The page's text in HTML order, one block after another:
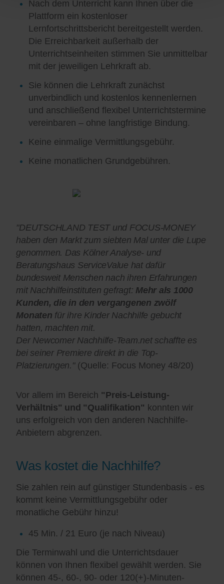
Nach dem Unterricht kann Ihnen über die
Plattform ein kostenloser
Lernfortschrittsbericht bereitgestellt werden.
Die Erreichbarkeit außerhalb der
Unterrichtseinheiten stimmen Sie unmittelbar
mit der jeweiligen Lehrkraft ab.
Sie können die Lehrkraft zunächst
unverbindlich und kostenlos kennenlernen
und anschließend flexibel Unterrichtstermine
vereinbaren – ohne langfristige Bindung.
Keine einmalige Vermittlungsgebühr.
Keine monatlichen Grundgebühren.
"DEUTSCHLAND TEST und FOCUS-MONEY
haben den Markt zum siebten Mal unter die Lupe
genommen. Das Kölner Analyse- und
Beratungshaus ServiceValue hat dafür
bundesweit Menschen nach ihren Erfahrungen
mit Nachhilfeinstituten gefragt: Mehr als 1000
Kunden, die in den vergangenen zwölf
Monaten für ihre Kinder Nachhilfe gebucht
hatten, machten mit.
Der Newcomer Nachhilfe-Team.net schaffte es
bei seiner Premiere direkt in die Top-
Platzierungen."(Quelle: Focus Money 48/20)
Vor allem im Bereich "Preis-Leistung-
Verhältnis" und "Qualifikation" konnten wir
uns erfolgreich von den anderen Nachhilfe-
Anbietern abgrenzen.
Was kostet die Nachhilfe?
Sie zahlen rein auf günstiger Stundenbasis - es
kommt keine Vermittlungsgebühr oder
monatliche Gebühr hinzu!
45 Min. / 21 Euro (je nach Niveau)
Die Terminwahl und die Unterrichtsdauer
können von Ihnen flexibel gewählt werden. Sie
können 45-, 60-, 90- oder 120(+)-Minuten-